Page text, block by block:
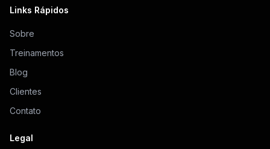
Links Rápidos
Sobre
Treinamentos
Blog
Clientes
Contato
Legal